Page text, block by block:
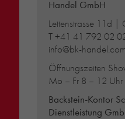
Handel GmbH
Lettenstrasse 11d |
T+41 41 792 02
info@bk-handel.com
Öffnungszeiten
Mo – Fr 8 – 12
Backstein-Kontor
Dienstleistung